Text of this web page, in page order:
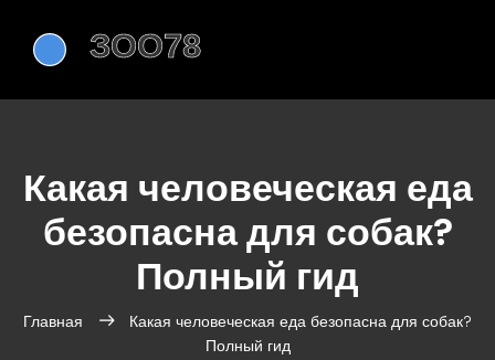
Какая человеческая еда
безопасна для собак?
Полный гид
Главная
Какая человеческая еда безопасна для собак?
Полный гид